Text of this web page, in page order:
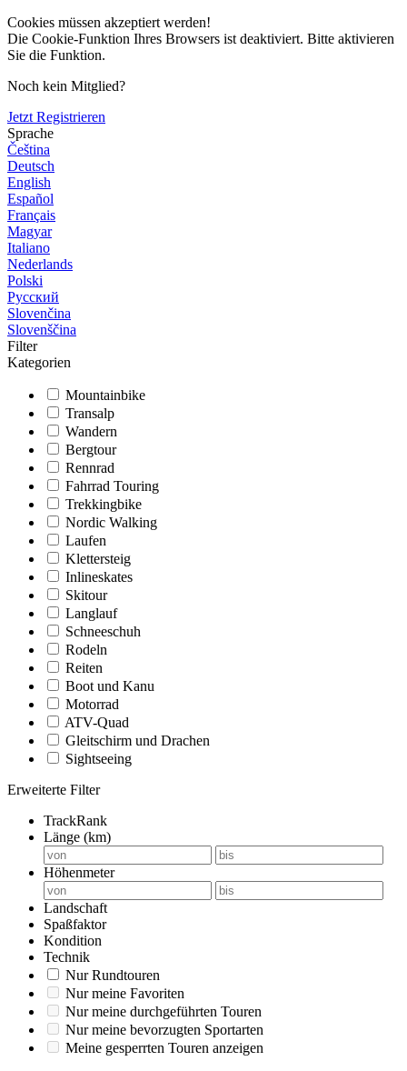
Cookies müssen akzeptiert werden!
Die Cookie-Funktion Ihres Browsers ist deaktiviert. Bitte aktivieren
Sie die Funktion.
Noch kein Mitglied?
Jetzt Registrieren
Sprache
Čeština
Deutsch
English
Español
Français
Magyar
Italiano
Nederlands
Polski
Русский
Slovenčina
Slovenščina
Filter
Kategorien
Mountainbike
Transalp
Wandern
Bergtour
Rennrad
Fahrrad Touring
Trekkingbike
Nordic Walking
Laufen
Klettersteig
Inlineskates
Skitour
Langlauf
Schneeschuh
Rodeln
Reiten
Boot und Kanu
Motorrad
ATV-Quad
Gleitschirm und Drachen
Sightseeing
Erweiterte Filter
TrackRank
Länge (km)
Höhenmeter
Landschaft
Spaßfaktor
Kondition
Technik
Nur Rundtouren
Nur meine Favoriten
Nur meine durchgeführten Touren
Nur meine bevorzugten Sportarten
Meine gesperrten Touren anzeigen